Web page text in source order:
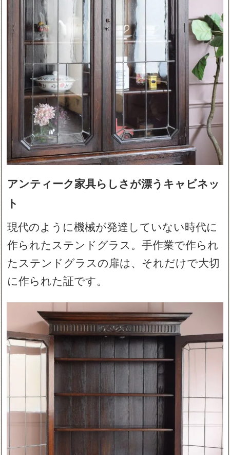
アンティーク家具らしさが漂うキャビネッ
ト
現代のように機械が発達していない時代に
作られたステンドグラス。手作業で作られ
たステンドグラスの扉は、それだけで大切
に作られた証です。